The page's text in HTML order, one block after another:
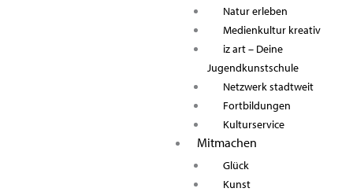
Natur erleben
Medienkultur kreativ
iz art – Deine
Jugendkunstschule
Netzwerk stadtweit
Fortbildungen
Kulturservice
Mitmachen
Glück
Kunst